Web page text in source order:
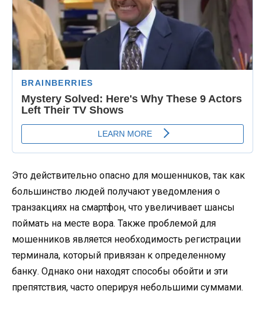
Это действительно опасно для мошеннuков, так как
большинство людей получают уведомления о
транзакциях на смартфон, что увеличивает шансы
поймать на месте вора. Также проблемой для
мошенников является необходимость регистрации
терминала, который привязан к определенному
банку. Однако они находят способы обойти и эти
препятствия, часто оперируя небольшими суммами.